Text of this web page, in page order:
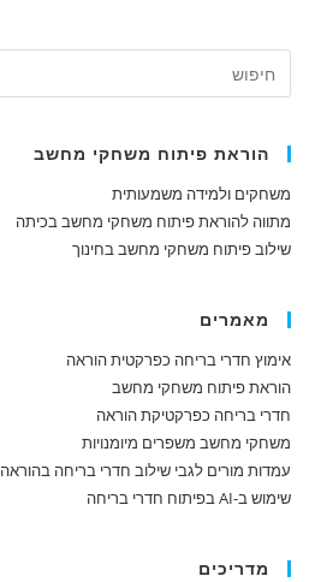
הוראת פיתוח משחקי מחשב
משחקים ולמידה משמעותית
מתווה להוראת פיתוח משחקי מחשב בכיתה
שילוב פיתוח משחקי מחשב בחינוך
מאמרים
אימוץ חדרי בריחה כפרקטית הוראה
הוראת פיתוח משחקי מחשב
חדרי בריחה כפרקטיקת הוראה
משחקי מחשב משפרים מיומנויות
עמדות מורים לגבי שילוב חדרי בריחה בהוראה
שימוש ב-AI בפיתוח חדרי בריחה
מדריכים